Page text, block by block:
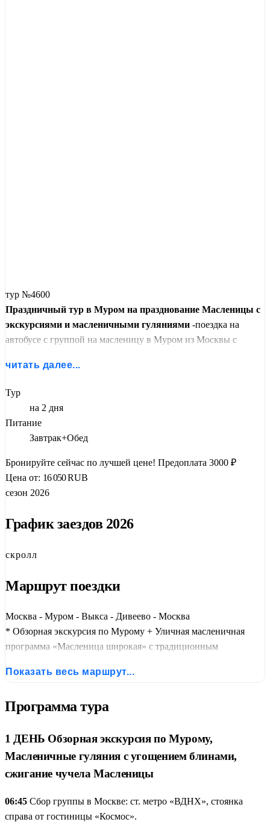
тур №4600
Праздничный тур в Муром на празднование Масленицы с
экскурсиями и масленичными гуляниями -поездка на
автобусе с группой на масленицу в Муром из Москвы с
блины и праздничные угощения-всё это ждет гостей в
Дивеевского монастыря Вы посетите знаменитые Дивеевские
Источники, которые по праву считаются святыми, потому что
читать далее...
Тур
на 2 дня
Питание
Завтрак+Обед
Бронируйте сейчас по лучшей цене! Предоплата 3000 ₽
Цена от: 16 050RUB
сезон 2026
График заездов 2026
скролл
Маршрут поездки
Москва - Муром - Выкса - Дивеево - Москва
* Обзорная экскурсия по Мурому + Уличная масленичная
программа «Масленица широкая» с традиционным
Дивеевских Святых источников
Показать весь маршрут...
Программа тура
1 ДЕНЬ Обзорная экскурсия по Мурому,
Масленичные гуляния с угощением блинами,
сжигание чучела Масленицы
06:45 Сбор группы в Москве: ст. метро «ВДНХ», стоянка
справа от гостиницы «Космос».